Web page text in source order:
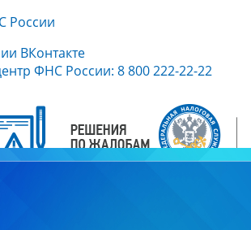
России
ВКонтакте
ФНС России: 8 800 222-22-22